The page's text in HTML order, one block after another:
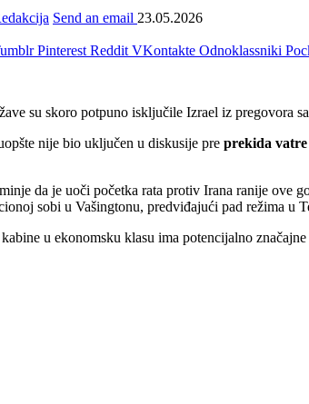
Send an email 23.05.2026
Pinterest Reddit VKontakte Odnoklassniki
su skoro potpuno isključile Izrael iz pregovora
nije bio uključen u diskusije pre prekida vatre
da je uoči početka rata protiv Irana ranije ove
sobi u Vašingtonu, predviđajući pad režima u
u ekonomsku klasu ima potencijalno